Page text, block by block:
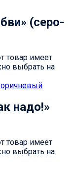
(серо-
товар имеет
выбрать на
надо!»
товар имеет
выбрать на